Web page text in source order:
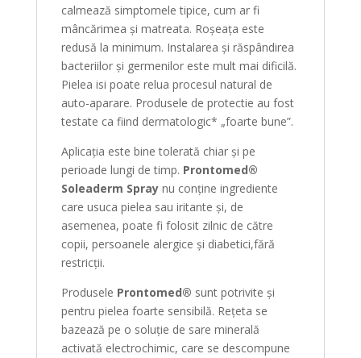
calmează simptomele tipice, cum ar fi
mâncărimea și matreata. Roșeața este
redusă la minimum. Instalarea și răspândirea
bacteriilor și germenilor este mult mai dificilă.
Pielea isi poate relua procesul natural de
auto-aparare. Produsele de protectie au fost
testate ca fiind dermatologic* „foarte bune”.
Aplicația este bine tolerată chiar și pe
perioade lungi de timp. Prontomed®
Soleaderm Spraynu conține ingrediente
care usuca pielea sau iritante și, de
asemenea, poate fi folosit zilnic de către
copii, persoanele alergice și diabetici,fără
restricții.
Produsele Prontomed® sunt potrivite și
pentru pielea foarte sensibilă. Rețeta se
bazează pe o soluție de sare minerală
activată electrochimic, care se descompune